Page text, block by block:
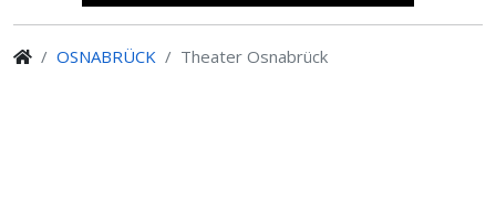
OSNABRÜCK Theater Osnabrück